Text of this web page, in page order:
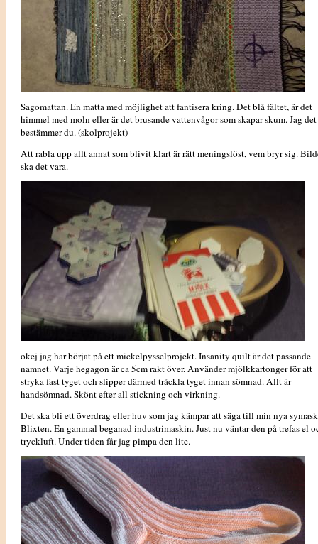
Sagomattan. En matta med möjlighet att fantisera kring. Det blå fältet, är det
himmel med moln eller är det brusande vattenvågor som skapar skum. Jag det
bestämmer du. (skolprojekt)
Att rabla upp allt annat som blivit klart är rätt meningslöst, vem bryr sig.
ska det vara.
okej jag har börjat på ett mickelpysselprojekt. Insanity quilt är det passande
namnet. Varje hegagon är ca 5cm rakt över. Använder mjölkkartonger för att
stryka fast tyget och slipper därmed tråckla tyget innan sömnad. Allt är
handsömnad. Skönt efter all stickning och virkning.
Det ska bli ett överdrag eller huv som jag kämpar att säga till min nya
Blixten. En gammal beganad industrimaskin. Just nu väntar den på trefas el
tryckluft. Under tiden får jag pimpa den lite.